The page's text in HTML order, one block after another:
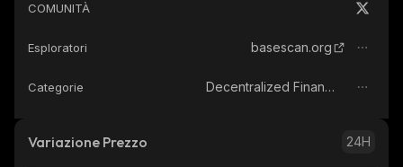
COMUNITÀ
Esploratori basescan.org
Categorie Decentralized Finance (DeFi)
Variazione Prezzo 24H